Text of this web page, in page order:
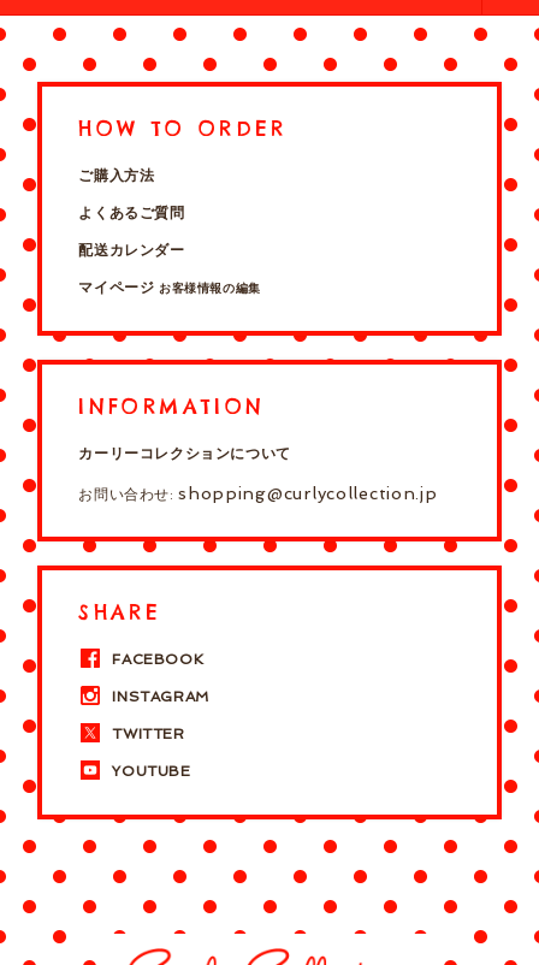
HOW TO ORDER
ご購入方法
よくあるご質問
配送カレンダー
マイページ お客様情報の編集
INFORMATION
カーリーコレクションについて
お問い合わせ:shopping@curlycollection.jp
SHARE
FACEBOOK
INSTAGRAM
TWITTER
YOUTUBE